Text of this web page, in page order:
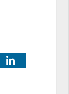
LinkedIn